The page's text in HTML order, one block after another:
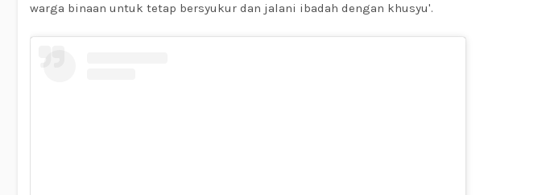
warga binaan untuk tetap bersyukur dan jalani ibadah dengan khusyu'.